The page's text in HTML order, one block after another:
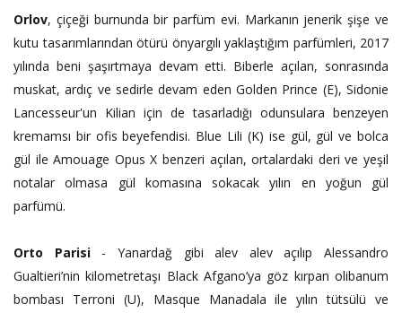
Orlov, çiçeği burnunda bir parfüm evi. Markanın jenerik şişe ve
kutu tasarımlarından ötürü önyargılı yaklaştığım parfümleri, 2017
yılında beni şaşırtmaya devam etti. Biberle açılan, sonrasında
muskat, ardıç ve sedirle devam eden Golden Prince (E), Sidonie
Lancesseur'un Kilian için de tasarladığı odunsulara benzeyen
kremamsı bir ofis beyefendisi. Blue Lili (K) ise gül, gül ve bolca
gül ile Amouage Opus X benzeri açılan, ortalardaki deri ve yeşil
notalar olmasa gül komasına sokacak yılın en yoğun gül
parfümü.
Orto Parisi - Yanardağ gibi alev alev açılıp Alessandro
Gualtieri’nin kilometretaşı Black Afgano’ya göz kırpan olibanum
bombası Terroni (U), Masque Manadalaile yılın tütsülü ve